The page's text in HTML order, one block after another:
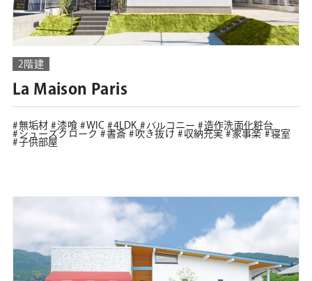
2階建
La Maison Paris
無垢材 漆喰 WIC 4LDK バルコニー
造作洗面化粧台
シューズクローク
書斎 吹き抜け 収納充実 家事楽
寝室
子供部屋